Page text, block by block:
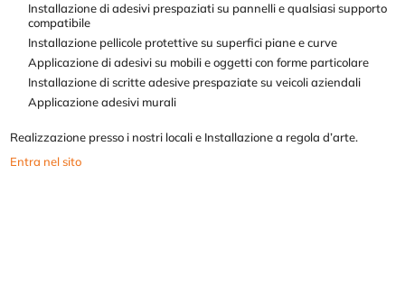
Installazione di adesivi prespaziati su pannelli e qualsiasi supporto
compatibile
Installazione pellicole protettive su superfici piane e curve
Applicazione di adesivi su mobili e oggetti con forme particolare
Installazione di scritte adesive prespaziate su veicoli aziendali
Applicazione adesivi murali
Realizzazione presso i nostri locali e Installazione a regola d’arte.
Entra nel sito